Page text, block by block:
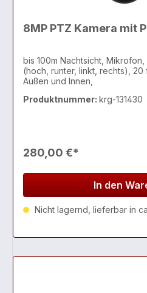
8MP PTZ Kamera mit
bis 100m Nachtsicht, Mikrofon, Pan /
(hoch, runter, linkt, rechts),
Außen und Innen,
Produktnummer: krg-131430
280,00 €*
In den
Nicht lagernd, lieferbar in